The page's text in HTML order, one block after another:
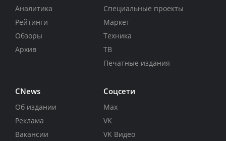
Аналитика
Рейтинги
Обзоры
Архив
Специальные проекты
Маркет
Техника
ТВ
Печатные издания
CNews
Об издании
Реклама
Вакансии
Соцсети
Max
VK
VK Видео